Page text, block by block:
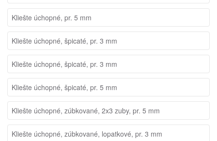
Kliešte úchopné, pr. 5 mm
Kliešte úchopné, špicaté, pr. 3 mm
Kliešte úchopné, špicaté, pr. 3 mm
Kliešte úchopné, špicaté, pr. 5 mm
Kliešte úchopné, zúbkované, 2x3 zuby, pr. 5 mm
Kliešte úchopné, zúbkované, lopatkové, pr. 3 mm